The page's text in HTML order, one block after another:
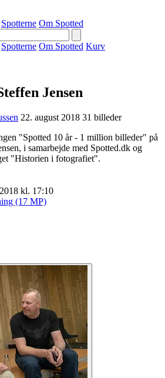
Spotterne Om Spotted
Spotterne Om Spotted Kurv
Jensen
22. august 2018 31 billeder
"Spotted 10 år - 1 million billeder" på
i samarbejde med Spotted.dk og
"Historien i fotografiet".
kl. 17:10
(17 MP)